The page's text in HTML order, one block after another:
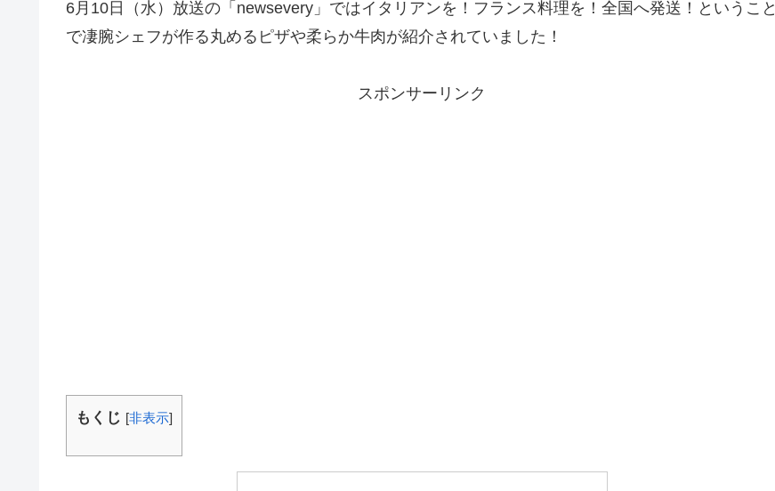
6月10日（水）放送の「newsevery」ではイタリアンを！フランス料理を！全国へ発送！ということ
で凄腕シェフが作る丸めるピザや柔らか牛肉が紹介されていました！
スポンサーリンク
もくじ [非表示]